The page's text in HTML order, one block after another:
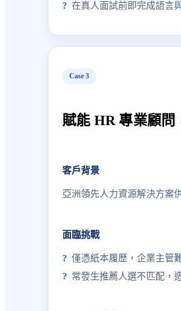
在真人面試前即完成語言
Case 3
賦能 HR 專業顧
客戶背景
亞洲領先人力資源解決方案
面臨挑戰
僅憑紙本履歷，企業主管
常發生推薦人選不匹配，